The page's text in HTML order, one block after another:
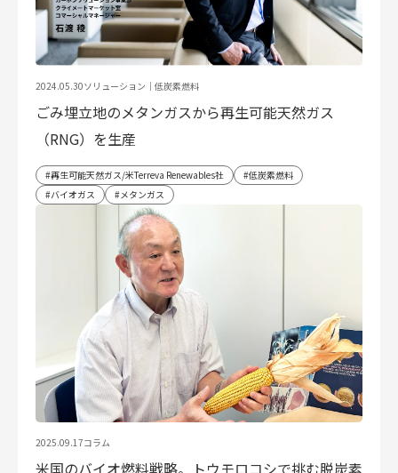
2024.05.30ソリューション｜ 低炭素燃料
ごみ埋立地のメタンガスから再生可能天然ガス
（RNG）を生産
再生可能天然ガス/米Terreva Renewables社
低炭素燃料
バイオガス
メタンガス
2025.09.17コラム
米国のバイオ燃料戦略。トウモロコシで挑む脱炭素